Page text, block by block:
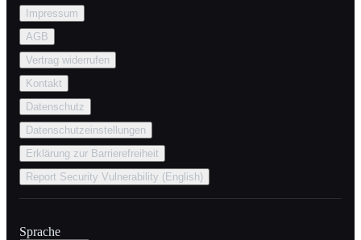
Impressum
AGB
Vertrag widerrufen
Kontakt
Datenschutz
Datenschutzeinstellungen
Erklärung zur Barrierefreiheit
Report Security Vulnerability (English)
Sprache